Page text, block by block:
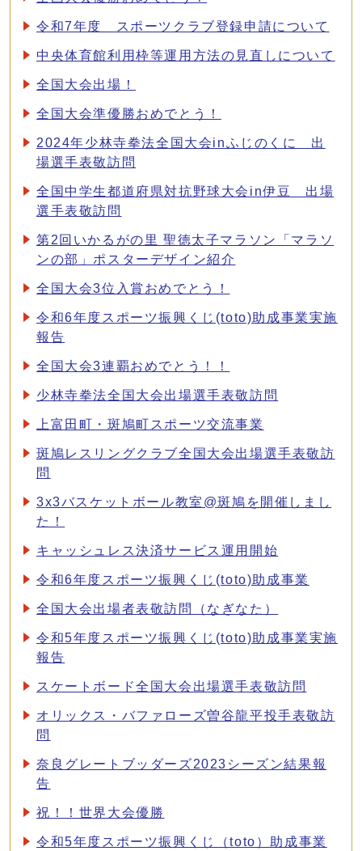
令和7年度 スポーツクラブ登録申請について
中央体育館利用枠等運用方法の見直しについて
全国大会出場！
全国大会準優勝おめでとう！
2024年少林寺拳法全国大会inふじのくに 出
場選手表敬訪問
全国中学生都道府県対抗野球大会in伊豆 出場
選手表敬訪問
第2回いかるがの里 聖徳太子マラソン「マラソ
ンの部」ポスターデザイン紹介
全国大会3位入賞おめでとう！
令和6年度スポーツ振興くじ(toto)助成事業実施
報告
全国大会3連覇おめでとう！！
少林寺拳法全国大会出場選手表敬訪問
上富田町・斑鳩町スポーツ交流事業
斑鳩レスリングクラブ全国大会出場選手表敬訪
問
3x3バスケットボール教室@斑鳩を開催しまし
た！
キャッシュレス決済サービス運用開始
令和6年度スポーツ振興くじ(toto)助成事業
全国大会出場者表敬訪問（なぎなた）
令和5年度スポーツ振興くじ(toto)助成事業実施
報告
スケートボード全国大会出場選手表敬訪問
オリックス・バファローズ曽谷龍平投手表敬訪
問
奈良グレートブッダーズ2023シーズン結果報
告
祝！！世界大会優勝
令和5年度スポーツ振興くじ（toto）助成事業